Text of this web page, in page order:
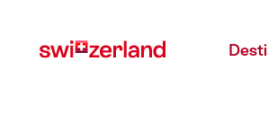
myswitzerland.com